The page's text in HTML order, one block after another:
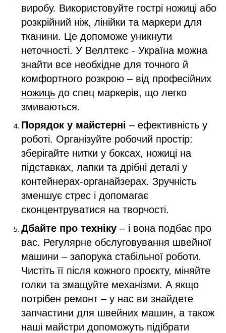
виробу. Використовуйте гострі ножиці або
розкрійний ніж, лінійки та маркери для
тканини. Це допоможе уникнути
неточності. У Веллтекс - Україна можна
знайти все необхідне для точного й
комфортного розкрою – від професійних
ножиць до спец маркерів, що легко
змиваються.
Порядок у майстерні – ефективність у
роботі. Організуйте робочий простір:
зберігайте нитки у боксах, ножиці на
підставках, лапки та дрібні деталі у
контейнерах-органайзерах. Зручність
зменшує стрес і допомагає
сконцентруватися на творчості.
Дбайте про техніку – і вона подбає про
вас. Регулярне обслуговування швейної
машини – запорука стабільної роботи.
Чистіть її після кожного проєкту, міняйте
голки та змащуйте механізми. А якщо
потрібен ремонт – у нас ви знайдете
запчастини для швейних машин, а також
наші майстри допоможуть підібрати